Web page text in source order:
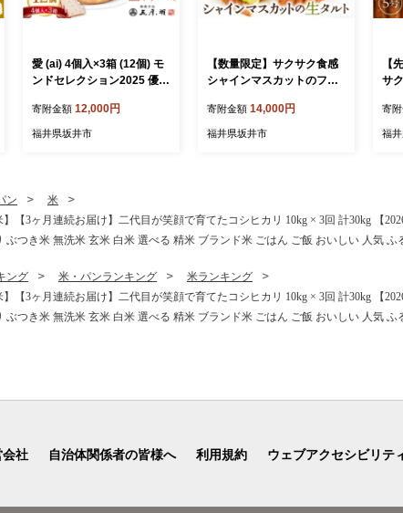
愛 (ai) 4個入×3箱 (12個) モ
ンドセレクション2025 優秀
ドクッキー クッキー 焼菓子
銘菓 お菓子 スイーツ さつ
地 [A-4119]
寄附金額 12,000円
福井県坂井市
【数量限定】サクサク食感
シャインマスカットのフレ
直径15cm (4～5人前) 850g
【2026年8月発送】 【シャ
ーツケーキ 洋菓子 贈答 ギ
フト】 [A-5220_08]
寄附金額 14,000円
福井県坂井市
【
サ
ー
発
寄
福
ン
米
】【3ヶ月連続お届け】二代目が笑顔で育てたコシヒカリ 10kg × 3回 計30kg 【
つき米 無洗米 玄米 白米 選べる 精米 ブランド米 ごはん ご飯 おいしい 人気 ふ
ング 米・パンランキング
米ランキング
】【3ヶ月連続お届け】二代目が笑顔で育てたコシヒカリ 10kg × 3回 計30kg 【
つき米 無洗米 玄米 白米 選べる 精米 ブランド米 ごはん ご飯 おいしい 人気 ふ
社 自治体関係者の皆様へ 利用規約 ウェブアクセシビリテ